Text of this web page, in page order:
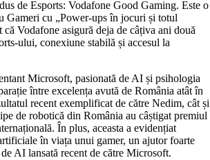
de Esports: Vodafone Good Gaming. Este o
Gameri cu „Power-ups în jocuri și totul
Vodafone asigură deja de câțiva ani două
ului, conexiune stabilă și accesul la
Microsoft, pasionată de AI și psihologia
între excelența avută de România atât în
recent exemplificat de către Nedim, cât și
de robotică din România au câștigat premiul
În plus, aceasta a evidențiat
în viața unui gamer, un ajutor foarte
AI lansată recent de către Microsoft.